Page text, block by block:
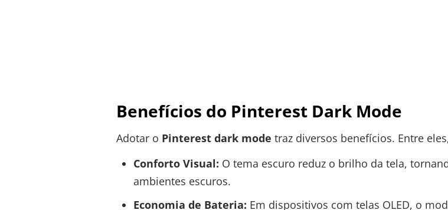
Benefícios do Pinterest Dark Mode
Adotar o Pinterest dark mode traz diversos benefícios. Entre
Conforto Visual: O tema escuro reduz o brilho da tela,
ambientes escuros.
Economia de Bateria: Em dispositivos com telas OLED, o